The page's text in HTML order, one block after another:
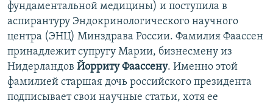
фундаментальной медицины) и поступила в
аспирантуру Эндокринологического научного
центра (ЭНЦ) Минздрава России. Фамилия Фаассен
принадлежит супругу Марии, бизнесмену из
Нидерландов Йорриту Фаассену. Именно этой
фамилией старшая дочь российского президента
подписывает свои научные статьи, хотя ее